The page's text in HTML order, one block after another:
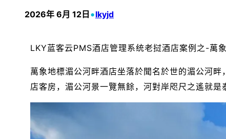
2026年 6月 12日 •lkyjd
LKY蓝客云PMS酒店管理系统老挝酒店案例之-
萬象地標湄公河畔酒店坐落於聞名於世的湄公河
店客房，湄公河景一覽無餘，河對岸咫尺之遙就